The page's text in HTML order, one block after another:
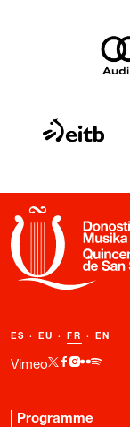
Vimeo
ES · EU · FR · EN
Programme